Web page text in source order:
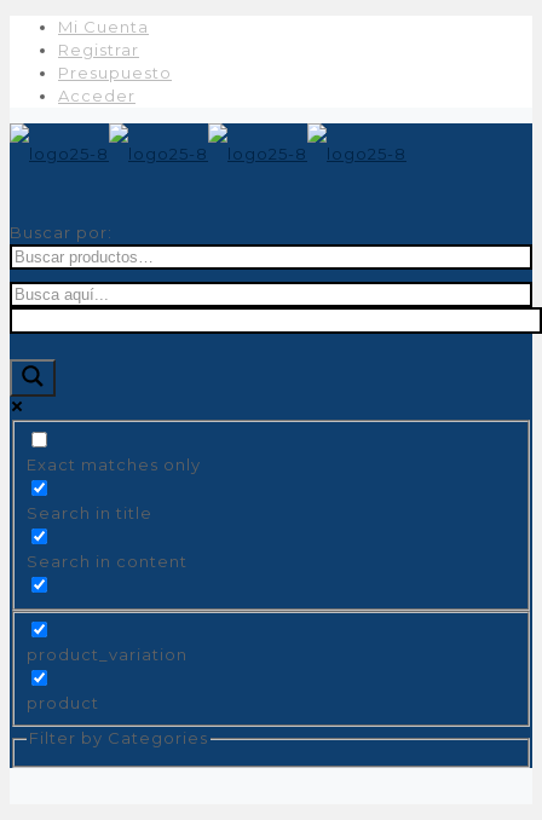
Mi Cuenta
Registrar
Presupuesto
Acceder
Buscar por:
Exact matches only
Search in title
Search in content
product_variation
product
Filter by Categories